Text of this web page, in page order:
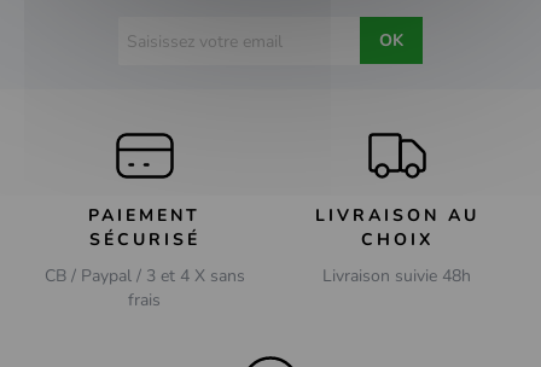
OK
PAIEMENT
SÉCURISÉ
CB / Paypal / 3 et 4 X sans
frais
LIVRAISON AU
CHOIX
Livraison suivie 48h